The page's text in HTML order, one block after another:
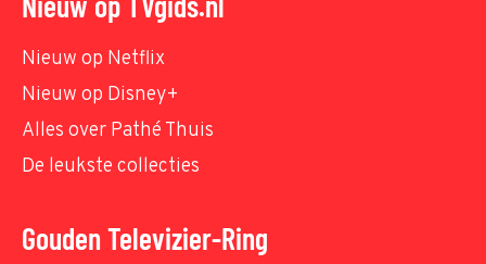
Nieuw op Netflix
Nieuw op Disney+
Alles over Pathé Thuis
De leukste collecties
Gouden Televizier-Ring